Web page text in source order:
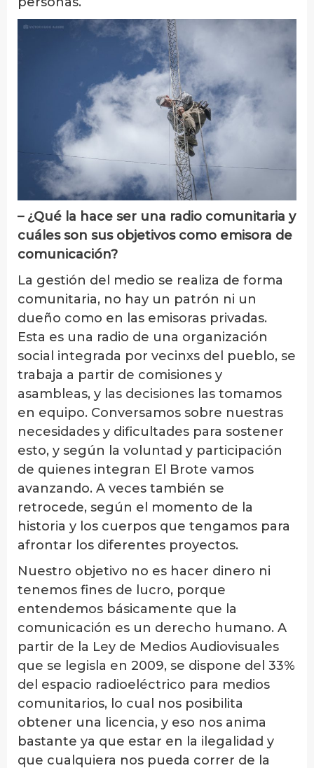
– ¿Qué la hace ser una radio comunitaria y
cuáles son sus objetivos como emisora de
comunicación?
La gestión del medio se realiza de forma
comunitaria, no hay un patrón ni un
dueño como en las emisoras privadas.
Esta es una radio de una organización
social integrada por vecinxs del pueblo, se
trabaja a partir de comisiones y
asambleas, y las decisiones las tomamos
en equipo. Conversamos sobre nuestras
necesidades y dificultades para sostener
esto, y según la voluntad y participación
de quienes integran El Brote vamos
avanzando. A veces también se
retrocede, según el momento de la
historia y los cuerpos que tengamos para
afrontar los diferentes proyectos.
Nuestro objetivo no es hacer dinero ni
tenemos fines de lucro, porque
entendemos básicamente que la
comunicación es un derecho humano. A
partir de la Ley de Medios Audiovisuales
que se legisla en 2009, se dispone del 33%
del espacio radioeléctrico para medios
comunitarios, lo cual nos posibilita
obtener una licencia, y eso nos anima
bastante ya que estar en la ilegalidad y
que cualquiera nos pueda correr de la